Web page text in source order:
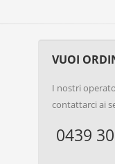
VUOI
I nostri
contattarci ai
0439